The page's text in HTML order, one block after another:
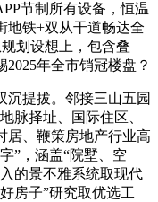
节制所有设备，恒温
地铁+双从干道畅达全
划设想上，包含叠
年全市销冠楼盘？
提拔。邻接三山五园
脉择址、国际住区、
居、鞭策房地产行业高
”，涵盖“院墅、空
的景不雅系统取现代
房子”研究取优选工